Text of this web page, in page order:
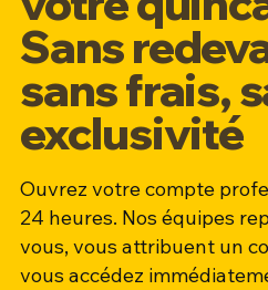
Sans
sans frais,
exclusivité
Ouvrez votre compte
24 heures. Nos équipes
vous, vous attribuent un
vous accédez